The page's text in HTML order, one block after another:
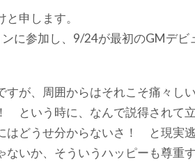
申します。
に参加し、9/24が最初のGMデビ
すが、周囲からはそれこそ痛々し
という時に、なんで説得されて
はどうせ分からないさ！ と現実
ないか、そういうハッピーも尊